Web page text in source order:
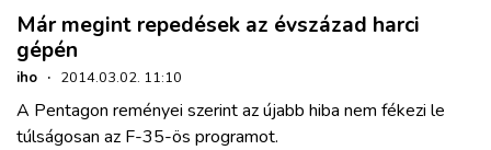
Már megint repedések az évszázad harci
gépén
iho · 2014.03.02. 11:10
A Pentagon reményei szerint az újabb hiba nem fékezi le
túlságosan az F-35-ös programot.